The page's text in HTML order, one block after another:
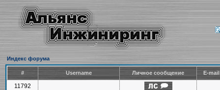
Индекс форума
# Username Личное сообщение E-
11792